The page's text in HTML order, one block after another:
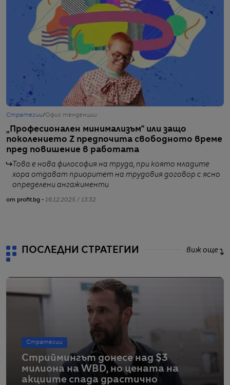
Стратегии/Офис тенденции
„Професионален минимализъм“ или защо
поколението Z предпочита свободното време
пред повишение в работата
Това е нова философия на труда, при която младите
хора отдават приоритет на трудовия договор с ясно
определени ангажименти
от profit.bg - 16.12.2025 / 13:32
ПОСЛЕДНИ СТРАТЕГИИ виж още
Стратегии
Стриймингът донесе над $3
милиона на WBD, но цената на
акциите спада драстично